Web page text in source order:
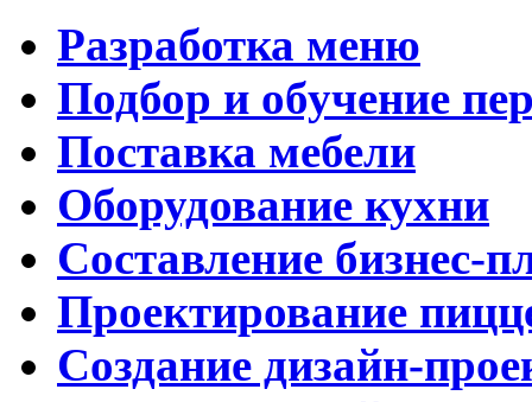
Разработка меню
Подбор и обучение
Поставка мебели
Оборудование кухни
Составление бизнес-
Проектирование
Создание дизайн-